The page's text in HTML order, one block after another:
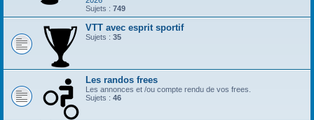
Sujets : 749
VTT avec esprit sportif
Sujets : 35
Les randos frees
Les annonces et /ou compte rendu de vos frees.
Sujets : 46